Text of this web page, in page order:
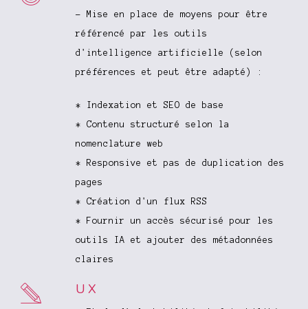
- Mise en place de moyens pour être
référencé par les outils
d'intelligence artificielle (selon
préférences et peut être adapté) :
* Indexation et SEO de base
* Contenu structuré selon la
nomenclature web
* Responsive et pas de duplication des
pages
* Création d'un flux RSS
* Fournir un accès sécurisé pour les
outils IA et ajouter des métadonnées
claires
UX